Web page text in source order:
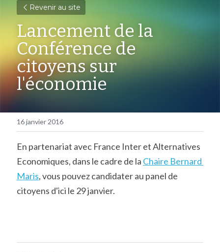
Revenir au site
Lancement de la
Conférence de
citoyens sur
l'économie
16 janvier 2016
En partenariat avec France Inter et Alternatives
Economiques, dans le cadre de la Chaire Bernard
Maris, vous pouvez candidater au panel de
citoyens d'ici le 29 janvier.